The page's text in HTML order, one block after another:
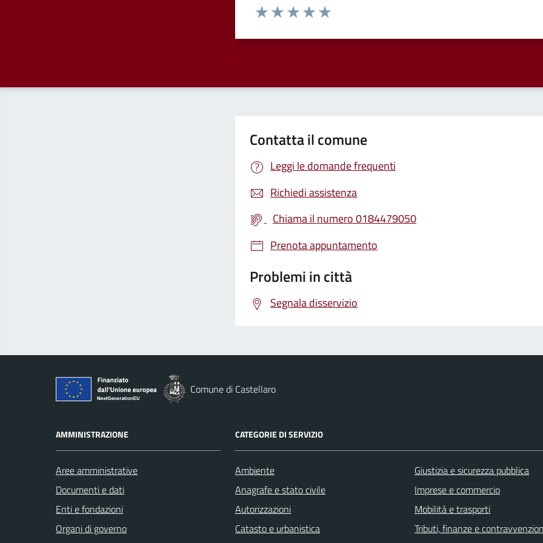
Valuta da 1 a 5 stelle la pagina
Contatta il comune
Leggi le domande frequenti
Richiedi assistenza
Chiama il numero 0184479050
Prenota appuntamento
Problemi in città
Segnala disservizio
Comune di Castellaro
AMMINISTRAZIONE
Aree amministrative
Documenti e dati
Enti e fondazioni
Organi di governo
CATEGORIE DI SERVIZIO
Ambiente
Anagrafe e stato civile
Autorizzazioni
Catasto e urbanistica
Giustizia e sicurezza pubblica
Imprese e commercio
Mobilità e trasporti
Tributi, finanze e